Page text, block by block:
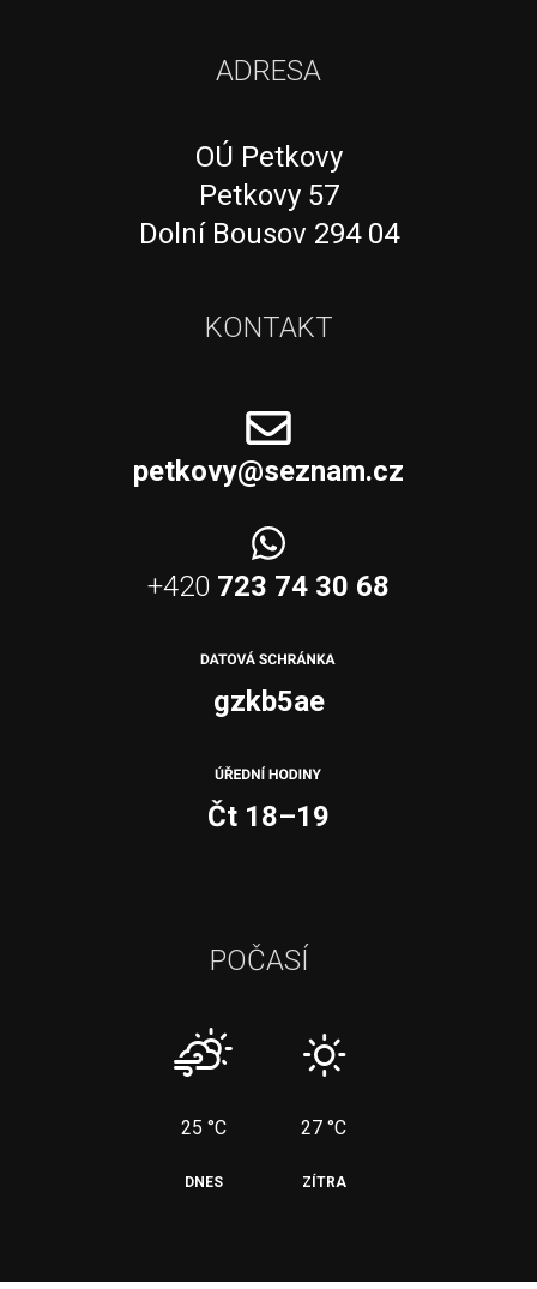
ADRESA
OÚ Petkovy
Petkovy 57
Dolní Bousov 294 04
KONTAKT
petkovy@seznam.cz
+420 723 74 30 68
gzkb5ae
Čt 18–19
POČASÍ
25 °C 27 °C
DNES ZÍTRA